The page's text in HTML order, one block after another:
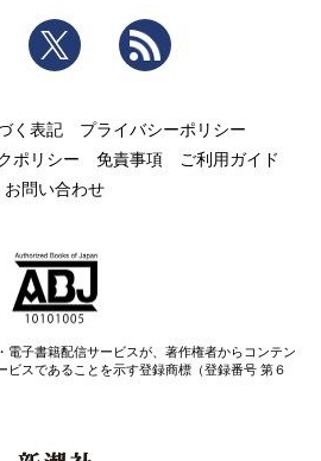
Facebook Twitter
く表記
プライバシーポリシー
ポリシー 免責事項
ご利用ガイド
お問い合わせ
電子書籍配信サービスが、著作権者からコンテン
ビスであることを示す登録商標（登録番号 第６